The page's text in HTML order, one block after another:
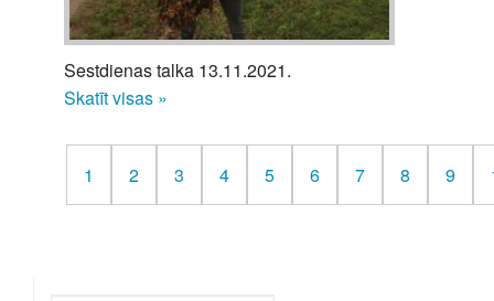
Sestdienas talka 13.11.2021.
Skatīt visas »
1 2 3 4 5 6 7 8 9